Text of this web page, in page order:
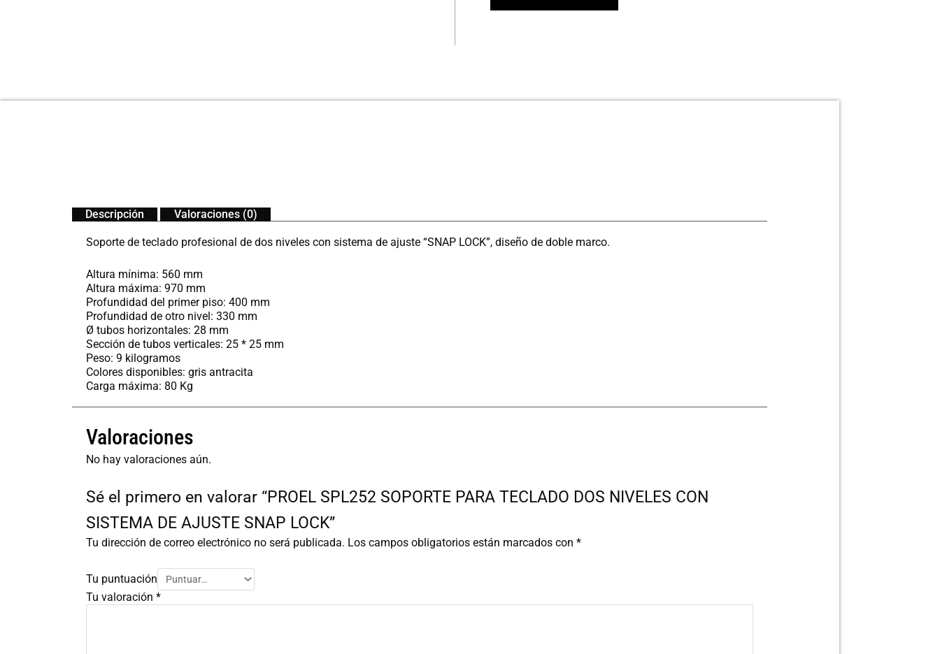
LOCK
Descripción Valoraciones (0)
Soporte de teclado profesional de dos niveles con sistema de ajuste “SNAP LOCK”, diseño de doble marco.
Altura mínima: 560 mm
Altura máxima: 970 mm
Profundidad del primer piso: 400 mm
Profundidad de otro nivel: 330 mm
Ø tubos horizontales: 28 mm
Sección de tubos verticales: 25 * 25 mm
Peso: 9 kilogramos
Colores disponibles: gris antracita
Carga máxima: 80 Kg
Valoraciones
No hay valoraciones aún.
Sé el primero en valorar “PROEL SPL252 SOPORTE PARA TECLADO DOS NIVELES CON
SISTEMA DE AJUSTE SNAP LOCK”
Tu dirección de correo electrónico no será publicada. Los campos obligatorios están marcados con *
Tu puntuación
Tu valoración *